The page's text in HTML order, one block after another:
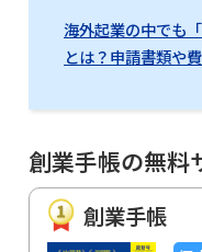
海外起業の中でも
とは？申請書類や
創業手帳の無料
創業手帳